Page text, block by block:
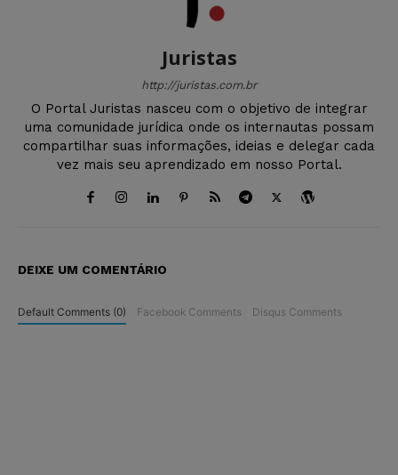
Juristas
http://juristas.com.br
O Portal Juristas nasceu com o objetivo de integrar
uma comunidade jurídica onde os internautas possam
compartilhar suas informações, ideias e delegar cada
vez mais seu aprendizado em nosso Portal.
DEIXE UM COMENTÁRIO
Default Comments (0) Facebook Comments Disqus Comments